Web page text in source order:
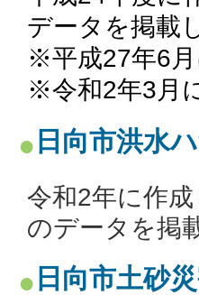
データを掲載
※平成27年6
※令和2年3月
日向市洪水
令和2年に作
のデータを掲
日向市土砂